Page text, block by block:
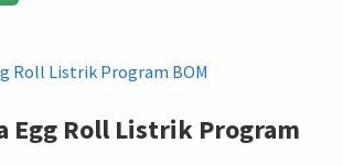
Egg Roll Listrik Program